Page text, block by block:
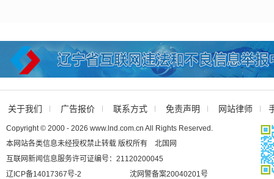
关于我们 广告报价 联系方式 免责声明 网站律师
Copyright © 2000 - 2026 www.lnd.com.cn All Rights Reserved.
本网站各类信息未经授权禁止转载 版权所有 北国网
互联网新闻信息服务许可证编号：21120200045
辽ICP备14017367号-2
沈网警备案20040201号